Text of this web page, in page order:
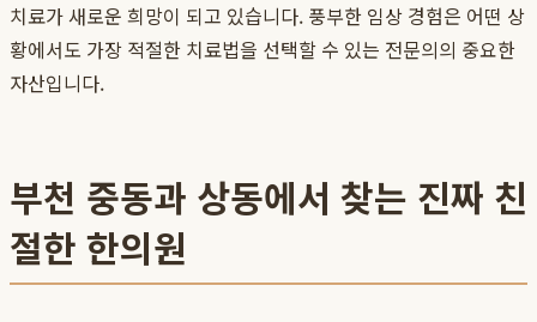
치료가 새로운 희망이 되고 있습니다. 풍부한 임상 경험은 어떤 상
황에서도 가장 적절한 치료법을 선택할 수 있는 전문의의 중요한
자산입니다.
부천 중동과 상동에서 찾는 진짜 친
절한 한의원